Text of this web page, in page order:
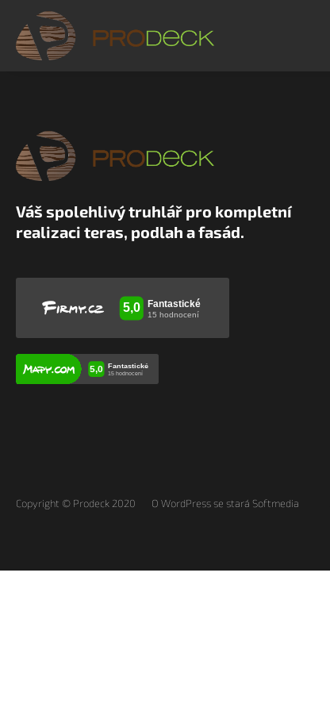
Váš spolehlivý truhlář pro kompletní
realizaci teras, podlah a fasád.
Copyright © Prodeck 2020 O WordPress se stará Softmedia